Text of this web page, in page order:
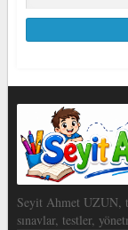
Seyit Ahmet UZUN,
sınavlar, testler,